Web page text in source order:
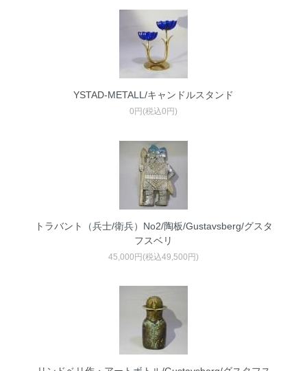
YSTAD-METALL/キャンドルスタンド
0円(税込0円)
トラバント（兵士/衛兵）No2/陶板/Gustavsberg/グスタ
フスベリ
45,000円(税込49,500円)